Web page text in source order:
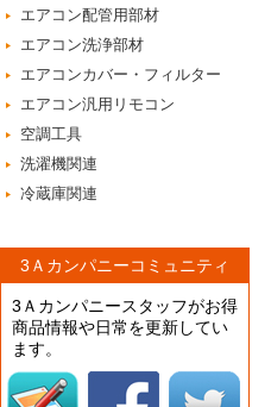
エアコン配管用部材
エアコン洗浄部材
エアコンカバー・フィルター
エアコン汎用リモコン
空調工具
洗濯機関連
冷蔵庫関連
3Ａカンパニーコミュニティ
3Ａカンパニースタッフがお得
商品情報や日常を更新してい
ます。